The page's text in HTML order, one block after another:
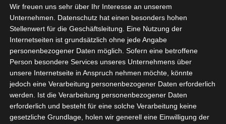
Meisterschaft an
Ligue 1 Pro: Spielplan der ersten 15
Spieltage der Saison 2026/2027
Ligue 2 Pro Tunesien 2026/2027 –
Saison beginnt am am 19./20.
September 2026
Internationaler Sportgerichtshof
lehnt Eilverfahren ab – AS Soliman
steuert auf die Ligue 2 zu
tunesienfussball.de
Tunesien Ligafußball
von Google Adsense (Google Ireland Limited, Gordon House, Barrow
Ireland) benötigen wir laut DSGVO Ihre Zustimmung. Es werden seitens
Daten erhoben, verarbeitet und gespeichert. Welche Daten genau
Wir freuen uns sehr über Ihr Interesse an unserem
Unternehmen. Datenschutz hat einen besonders hohen
Stellenwert für die Geschäftsleitung. Eine Nutzung der
Internetseiten ist grundsätzlich ohne jede Angabe
personenbezogener Daten möglich. Sofern eine betroffene
Person besondere Services unseres Unternehmens über
unsere Internetseite in Anspruch nehmen möchte, könnte
jedoch eine Verarbeitung personenbezogener Daten erforderlich
werden. Ist die Verarbeitung personenbezogener Daten
erforderlich und besteht für eine solche Verarbeitung keine
gesetzliche Grundlage, holen wir generell eine Einwilligung der